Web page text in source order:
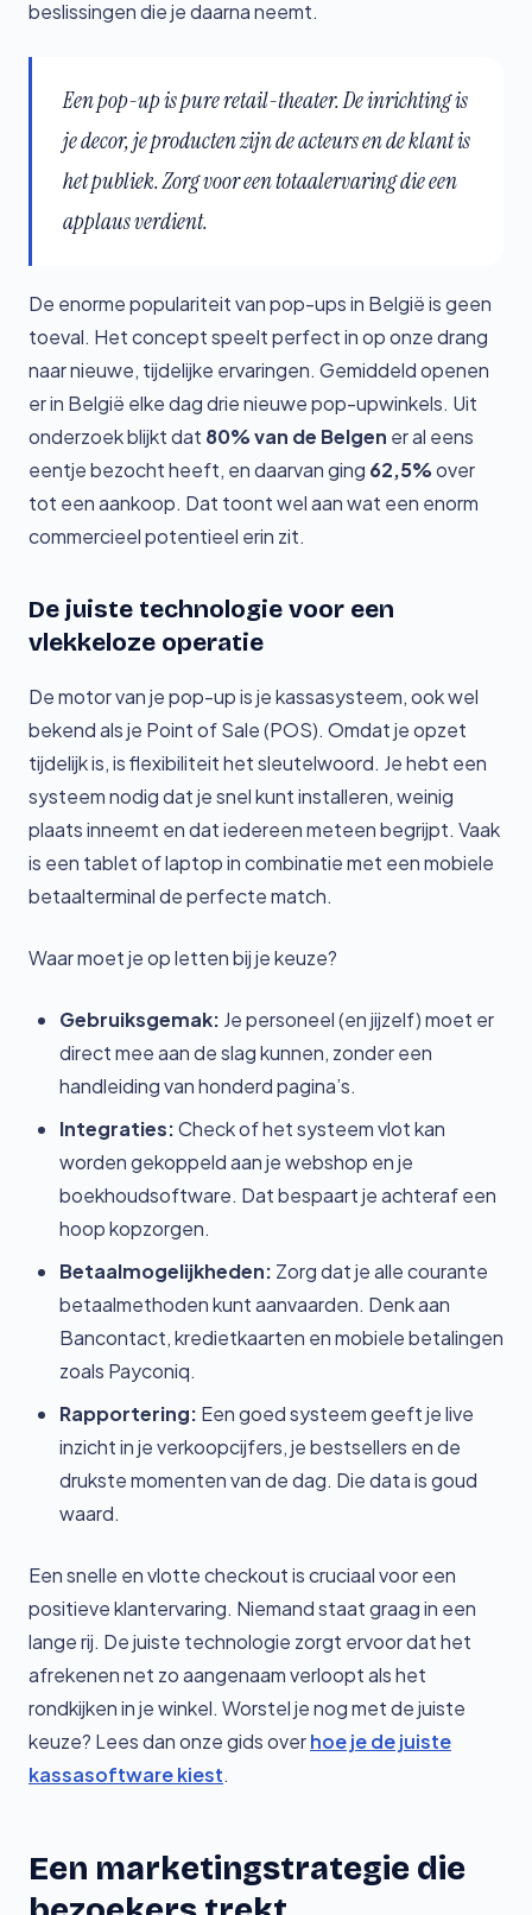
beslissingen die je daarna neemt.
Een pop-up is pure retail-theater. De inrichting is
je decor, je producten zijn de acteurs en de klant is
het publiek. Zorg voor een totaalervaring die een
applaus verdient.
De enorme populariteit van pop-ups in België is geen
toeval. Het concept speelt perfect in op onze drang
naar nieuwe, tijdelijke ervaringen. Gemiddeld openen
er in België elke dag drie nieuwe pop-upwinkels. Uit
onderzoek blijkt dat 80% van de Belgen er al eens
eentje bezocht heeft, en daarvan ging 62,5%over
tot een aankoop. Dat toont wel aan wat een enorm
commercieel potentieel erin zit.
De juiste technologie voor een
vlekkeloze operatie
De motor van je pop-up is je kassasysteem, ook wel
bekend als je Point of Sale (POS). Omdat je opzet
tijdelijk is, is flexibiliteit het sleutelwoord. Je hebt een
systeem nodig dat je snel kunt installeren, weinig
plaats inneemt en dat iedereen meteen begrijpt. Vaak
is een tablet of laptop in combinatie met een mobiele
betaalterminal de perfecte match.
Waar moet je op letten bij je keuze?
Gebruiksgemak: Je personeel (en jijzelf) moet er
direct mee aan de slag kunnen, zonder een
handleiding van honderd pagina’s.
Integraties:Check of het systeem vlot kan
worden gekoppeld aan je webshop en je
boekhoudsoftware. Dat bespaart je achteraf een
hoop kopzorgen.
Betaalmogelijkheden: Zorg dat je alle courante
betaalmethoden kunt aanvaarden. Denk aan
Bancontact, kredietkaarten en mobiele betalingen
zoals Payconiq.
Rapportering: Een goed systeem geeft je live
inzicht in je verkoopcijfers, je bestsellers en de
drukste momenten van de dag. Die data is goud
waard.
Een snelle en vlotte checkout is cruciaal voor een
positieve klantervaring. Niemand staat graag in een
lange rij. De juiste technologie zorgt ervoor dat het
afrekenen net zo aangenaam verloopt als het
rondkijken in je winkel. Worstel je nog met de juiste
keuze? Lees dan onze gids overhoe je de juiste
kassasoftware kiest.
Een marketingstrategie die